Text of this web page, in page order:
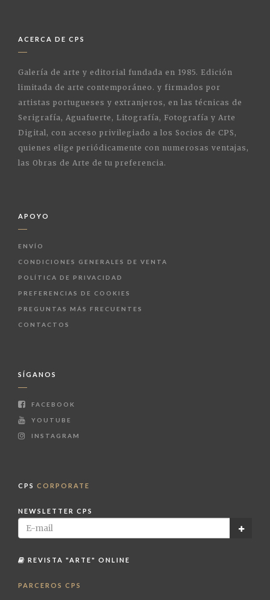
ACERCA DE CPS
Galería de arte y editorial fundada en 1985. Edición
limitada de arte contemporáneo. y firmados por
artistas portugueses y extranjeros, en las técnicas de
Serigrafía, Aguafuerte, Litografía, Fotografía y Arte
Digital, con acceso privilegiado a los Socios de CPS,
quienes elige periódicamente con numerosas ventajas,
las Obras de Arte de tu preferencia.
APOYO
ENVÍO
CONDICIONES GENERALES DE VENTA
POLÍTICA DE PRIVACIDAD
PREFERENCIAS DE COOKIES
PREGUNTAS MÁS FRECUENTES
CONTACTOS
SÍGANOS
FACEBOOK
YOUTUBE
INSTAGRAM
CPS CORPORATE
NEWSLETTER CPS
REVISTA "ARTE" ONLINE
PARCEROS CPS